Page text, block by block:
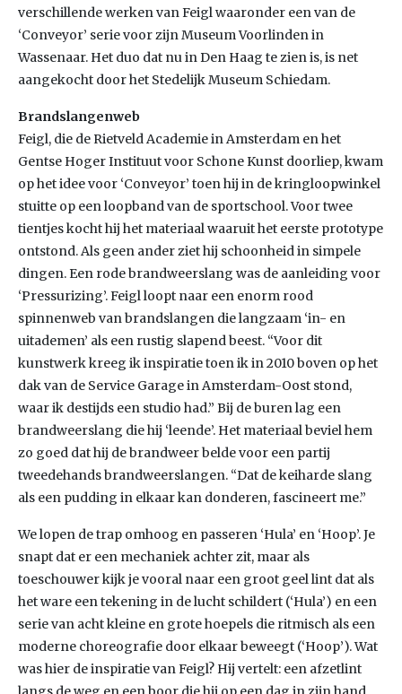
verschillende werken van Feigl waaronder een van de
‘Conveyor’ serie voor zijn Museum Voorlinden in
Wassenaar. Het duo dat nu in Den Haag te zien is, is net
aangekocht door het Stedelijk Museum Schiedam.
Brandslangenweb
Feigl, die de Rietveld Academie in Amsterdam en het
Gentse Hoger Instituut voor Schone Kunst doorliep, kwam
op het idee voor ‘Conveyor’ toen hij in de kringloopwinkel
stuitte op een loopband van de sportschool. Voor twee
tientjes kocht hij het materiaal waaruit het eerste prototype
ontstond. Als geen ander ziet hij schoonheid in simpele
dingen. Een rode brandweerslang was de aanleiding voor
‘Pressurizing’. Feigl loopt naar een enorm rood
spinnenweb van brandslangen die langzaam ‘in- en
uitademen’ als een rustig slapend beest. “Voor dit
kunstwerk kreeg ik inspiratie toen ik in 2010 boven op het
dak van de Service Garage in Amsterdam-Oost stond,
waar ik destijds een studio had.” Bij de buren lag een
brandweerslang die hij ‘leende’. Het materiaal beviel hem
zo goed dat hij de brandweer belde voor een partij
tweedehands brandweerslangen. “Dat de keiharde slang
als een pudding in elkaar kan donderen, fascineert me.”
We lopen de trap omhoog en passeren ‘Hula’ en ‘Hoop’. Je
snapt dat er een mechaniek achter zit, maar als
toeschouwer kijk je vooral naar een groot geel lint dat als
het ware een tekening in de lucht schildert (‘Hula’) en een
serie van acht kleine en grote hoepels die ritmisch als een
moderne choreografie door elkaar beweegt (‘Hoop’). Wat
was hier de inspiratie van Feigl? Hij vertelt: een afzetlint